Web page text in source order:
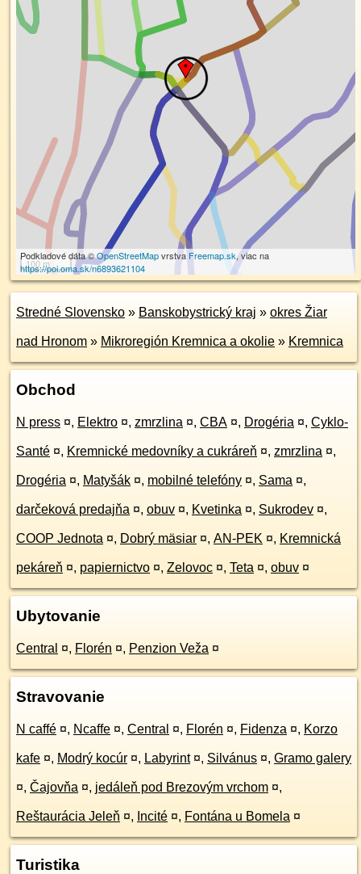
100 m
Podkladové dáta ©OpenStreetMapvrstva Freemap.sk, viac na
https://poi.oma.sk/n6893621104
Stredné Slovensko » Banskobystrický kraj » okres Žiar
nad Hronom » Mikroregión Kremnica a okolie » Kremnica
Obchod
N press ¤, Elektro ¤, zmrzlina ¤, CBA ¤, Drogéria ¤, Cyklo-
Santé ¤, Kremnické medovníky a cukráreň ¤, zmrzlina ¤,
Drogéria ¤, Matyšák ¤, mobilné telefóny ¤, Sama ¤,
darčeková predajňa ¤, obuv ¤, Kvetinka ¤, Sukrodev ¤,
COOP Jednota ¤, Dobrý mäsiar ¤, AN-PEK ¤, Kremnická
pekáreň ¤, papiernictvo ¤, Zelovoc ¤, Teta ¤, obuv ¤
Ubytovanie
Central ¤, Florén ¤, Penzion Veža ¤
Stravovanie
N caffé ¤, Ncaffe ¤, Central ¤, Florén ¤, Fidenza ¤, Korzo
kafe ¤, Modrý kocúr ¤, Labyrint ¤, Silvánus ¤, Gramo galery
¤, Čajovňa ¤, jedáleň pod Brezovým vrchom ¤,
Reštaurácia Jeleň ¤, Incité ¤, Fontána u Bomela ¤
Turistika